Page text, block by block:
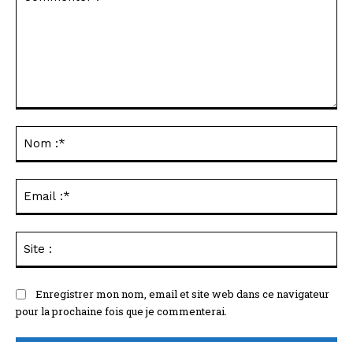
Enregistrer mon nom, email et site web dans ce navigateur
pour la prochaine fois que je commenterai.